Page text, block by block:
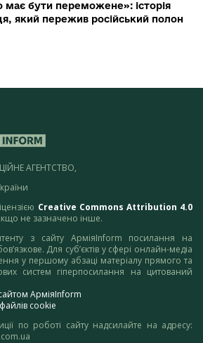
має бути переможене»: історія
який пережив російський полон
АГЕНТСТВО,
Creative Commons Attribution 4.0
не зазначено інше.
з сайту АрміяInform посилання на
Для суб’єктів у сфері онлайн-медіа
у першому абзаці матеріалу прямого та
систем гіперпосилання на цитований
АрміяInform
cookie
по роботі сайту надсилайте на адресу: